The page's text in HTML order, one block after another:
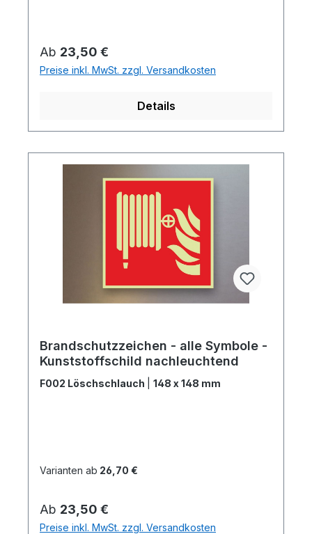
Regulärer Preis:
Ab 23,50 €
Preise inkl. MwSt. zzgl. Versandkosten
Details
Brandschutzzeichen - alle Symbole -
Kunststoffschild nachleuchtend
F002 Löschschlauch 148 x 148 mm
Varianten ab 26,70 €
Regulärer Preis:
Ab 23,50 €
Preise inkl. MwSt. zzgl. Versandkosten